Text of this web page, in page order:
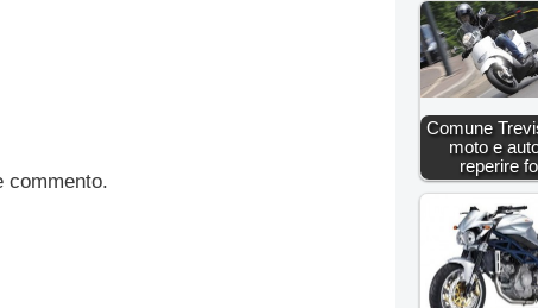
commento.
Comune
moto e
reperire